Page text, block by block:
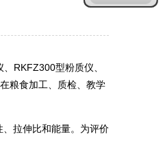
RKFZ300型粉质仪、
粮食加工、质检、教学
拉伸比和能量。为评价